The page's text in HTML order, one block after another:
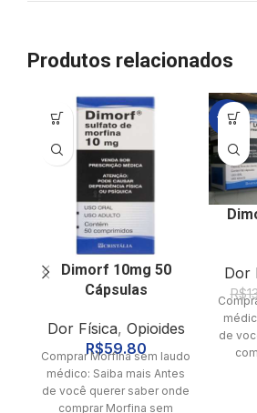
Produtos relacionados
Dimorf 10mg 50
Cápsulas
Dor Física, Opioides
R$59.80
Comprar Morfina sem laudo
médico: Saiba mais Antes
de você querer saber onde
comprar Morfina sem
-14%
Dor
R$
de